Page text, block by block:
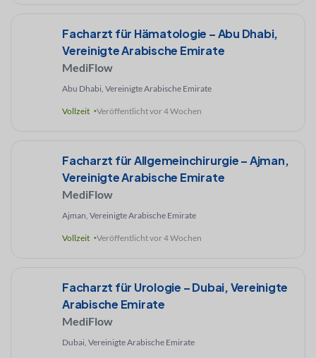
Facharzt für Hämatologie – Abu Dhabi,
Vereinigte Arabische Emirate
MediFlow
Abu Dhabi, Vereinigte Arabische Emirate
Vollzeit Veröffentlicht vor 4 Wochen
Facharzt für Allgemeinchirurgie – Ajman,
Vereinigte Arabische Emirate
MediFlow
Ajman, Vereinigte Arabische Emirate
Vollzeit Veröffentlicht vor 4 Wochen
Facharzt für Urologie – Dubai, Vereinigte
Arabische Emirate
MediFlow
Dubai, Vereinigte Arabische Emirate